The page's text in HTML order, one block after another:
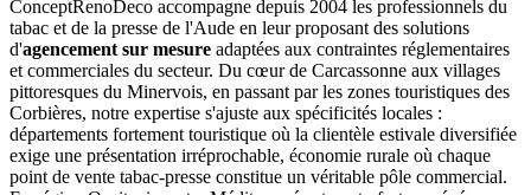
ConceptRenoDeco accompagne depuis 2004 les professionnels du
tabac et de la presse de l'Aude en leur proposant des solutions
d'agencement sur mesure adaptées aux contraintes réglementaires
et commerciales du secteur. Du cœur de Carcassonne aux villages
pittoresques du Minervois, en passant par les zones touristiques des
Corbières, notre expertise s'ajuste aux spécificités locales :
départements fortement touristique où la clientèle estivale diversifiée
exige une présentation irréprochable, économie rurale où chaque
point de vente tabac-presse constitue un véritable pôle commercial.